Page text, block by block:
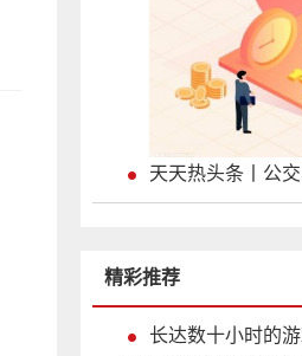
天天热头条丨公
精彩推荐
长达数十小时的